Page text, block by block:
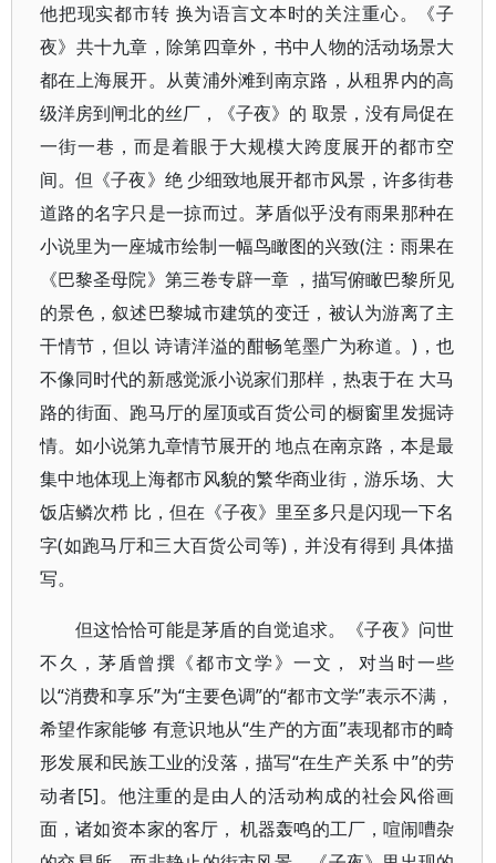
他把现实都市转 换为语言文本时的关注重心。《子
夜》共十九章，除第四章外，书中人物的活动场景大
都在上海展开。从黄浦外滩到南京路，从租界内的高
级洋房到闸北的丝厂，《子夜》的 取景，没有局促在
一街一巷，而是着眼于大规模大跨度展开的都市空
间。但《子夜》绝 少细致地展开都市风景，许多街巷
道路的名字只是一掠而过。茅盾似乎没有雨果那种在
小说里为一座城市绘制一幅鸟瞰图的兴致(注：雨果在
《巴黎圣母院》第三卷专辟一章 ，描写俯瞰巴黎所见
的景色，叙述巴黎城市建筑的变迁，被认为游离了主
干情节，但以 诗请洋溢的酣畅笔墨广为称道。)，也
不像同时代的新感觉派小说家们那样，热衷于在 大马
路的街面、跑马厅的屋顶或百货公司的橱窗里发掘诗
情。如小说第九章情节展开的 地点在南京路，本是最
集中地体现上海都市风貌的繁华商业街，游乐场、大
饭店鳞次栉 比，但在《子夜》里至多只是闪现一下名
字(如跑马厅和三大百货公司等)，并没有得到 具体描
写。
但这恰恰可能是茅盾的自觉追求。《子夜》问世
不久，茅盾曾撰《都市文学》一文， 对当时一些
以“消费和享乐”为“主要色调”的“都市文学”表示不满，
希望作家能够 有意识地从“生产的方面”表现都市的畸
形发展和民族工业的没落，描写“在生产关系 中”的劳
动者[5]。他注重的是由人的活动构成的社会风俗画
面，诸如资本家的客厅， 机器轰鸣的工厂，喧闹嘈杂